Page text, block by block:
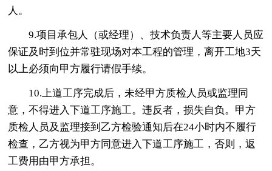
人。
9.项目承包人（或经理）、技术负责人等主要人员应
保证及时到位并常驻现场对本工程的管理，离开工地3天
以上必须向甲方履行请假手续。
10.上道工序完成后，未经甲方质检人员或监理同
意，不得进入下道工序施工。违反者，损失自负。甲方
质检人员及监理接到乙方检验通知后在24小时内不履行
检查，乙方视为甲方同意进入下道工序施工，否则，返
工费用由甲方承担。